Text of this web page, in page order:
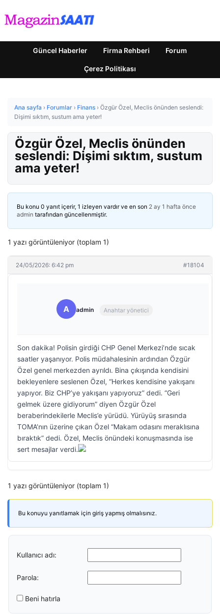
Güncel Haberler Firma Rehberi Forum
Çerez Politikası
Ana sayfa › Forumlar › Finans › Özgür Özel, Meclis önünden seslendi:
Dişimi sıktım, sustum ama yeter!
Özgür Özel, Meclis önünden
seslendi: Dişimi sıktım, sustum
ama yeter!
Bu konu 0 yanıt içerir, 1 izleyen vardır ve en son 2 ay 1 hafta önce
admin tarafından güncellenmiştir.
1 yazı görüntüleniyor (toplam 1)
24/05/2026: 6:42 pm #18104
A admin Anahtar yönetici
Son dakika! Polisin girdiği CHP Genel Merkezi’nde sıcak
saatler yaşanıyor. Polis müdahalesinin ardından Özgür
Özel genel merkezden ayrıldı. Bina çıkışında kendisini
bekleyenlere seslenen Özel, “Herkes kendisine yakışanı
yapıyor. Biz CHP’ye yakışanı yapıyoruz” dedi. “Geri
gelmek üzere gidiyorum” diyen Özgür Özel
beraberindekilerle Meclis’e yürüdü. Yürüyüş sırasında
TOMA’nın üzerine çıkan Özel “Makam odasını meraklısına
bıraktık” dedi. Özel, Meclis önündeki konuşmasında ise
sert mesajlar verdi.
1 yazı görüntüleniyor (toplam 1)
Bu konuyu yanıtlamak için giriş yapmış olmalısınız.
Kullanıcı adı:
Parola:
Beni hatırla